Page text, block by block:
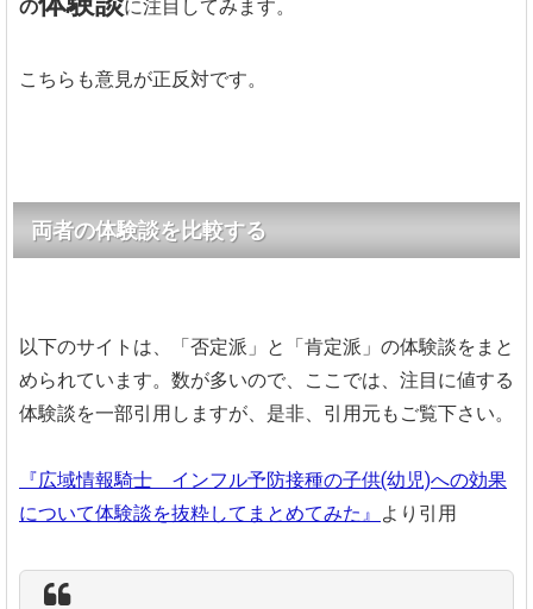
の
に注目してみます。
こちらも意見が正反対です。
両者の体験談を比較する
以下のサイトは、「否定派」と「肯定派」の体験談をまと
められています。数が多いので、ここでは、注目に値する
体験談を一部引用しますが、是非、引用元もご覧下さい。
『広域情報騎士 インフル予防接種の子供(幼児)への効果
について体験談を抜粋してまとめてみた』 より引用